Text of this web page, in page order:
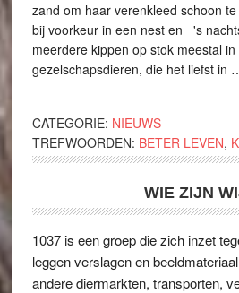
zand om haar verenkleed schoon
bij voorkeur in een nest en 's
meerdere kippen op stok meestal
gezelschapsdieren, die het liefst in
CATEGORIE: NIEUWS
TREFWOORDEN: BETER LEVEN,
WIE ZIJN
1037 is een groep die zich inzet
leggen verslagen en
andere diermarkten, transporten,